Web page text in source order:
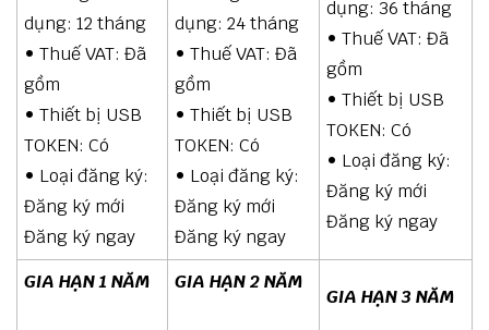
dụng: 12 tháng
• Thuế VAT: Đã
gồm
• Thiết bị USB
TOKEN: Có
• Loại đăng ký:
Đăng ký mới
Đăng ký ngay
dụng: 24 tháng
• Thuế VAT: Đã
gồm
• Thiết bị USB
TOKEN: Có
• Loại đăng ký:
Đăng ký mới
Đăng ký ngay
dụng: 36 tháng
• Thuế VAT: Đã
gồm
• Thiết bị USB
TOKEN: Có
• Loại đăng ký:
Đăng ký mới
Đăng ký ngay
GIA HẠN 1 NĂM GIA HẠN 2 NĂM
GIA HẠN 3 NĂM